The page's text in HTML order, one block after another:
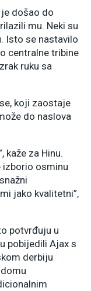
je došao do
mu. Neki su
Isto se nastavilo
centralne tribine
ruku sa
koji zaostaje
do naslova
kaže za Hinu.
izborio osminu
jako kvalitetni”,
potvrđuju u
pobijedili Ajax s
derbiju